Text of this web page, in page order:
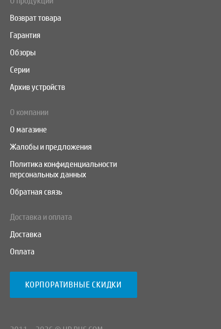
Возврат товара
Гарантия
Обзоры
Серии
Архив устройств
О компании
О магазине
Жалобы и предложения
Политика конфиденциальности
персональных данных
Обратная связь
Доставка и оплата
Доставка
Оплата
КОРПОРАТИВНЫЕ СКИДКИ